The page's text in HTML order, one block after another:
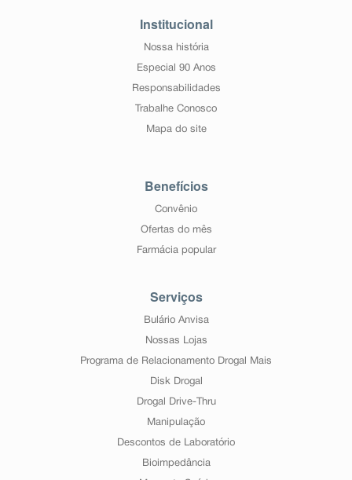
Institucional
Nossa história
Especial 90 Anos
Responsabilidades
Trabalhe Conosco
Mapa do site
Benefícios
Convênio
Ofertas do mês
Farmácia popular
Serviços
Bulário Anvisa
Nossas Lojas
Programa de Relacionamento Drogal Mais
Disk Drogal
Drogal Drive-Thru
Manipulação
Descontos de Laboratório
Bioimpedância